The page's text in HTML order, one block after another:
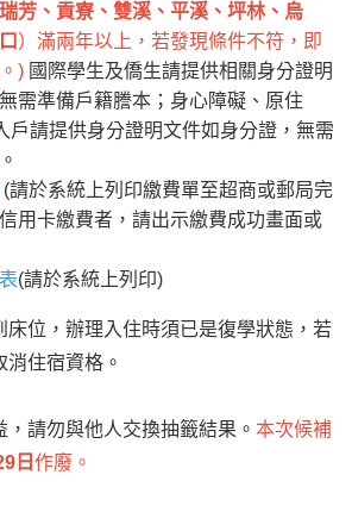
芳、貢寮、雙溪、平溪、坪林、烏
）滿兩年以上，若發現條件不符，即
) 國際學生及僑生請提供相關身分證明
需準備戶籍謄本；身心障礙、原住
戶請提供身分證明文件如身分證，無需
(請於系統上列印繳費單至超商或郵局完
用卡繳費者，請出示繳費成功畫面或
(請於系統上列印)
床位，辦理入住時須已是復學狀態，若
住宿資格。
，請勿與他人交換抽籤結果。 本次候補
日 作廢。